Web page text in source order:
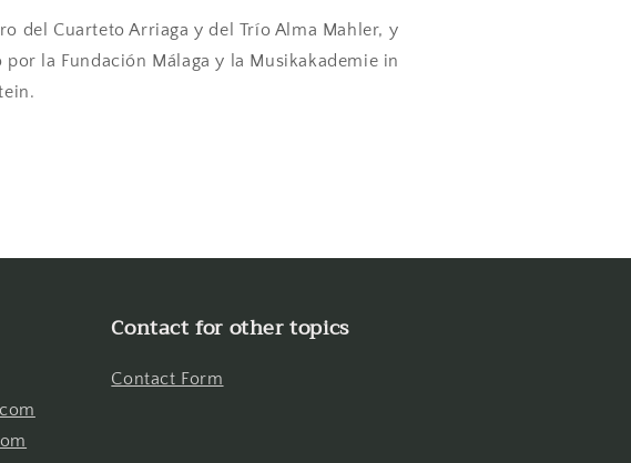
del Cuarteto Arriaga y del Trío Alma Mahler, y
por la Fundación Málaga y la Musikakademie in
Contact for other topics
Contact Form